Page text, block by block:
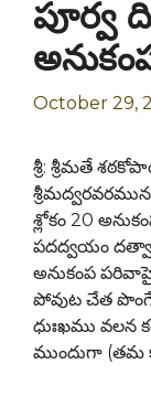
పూర్వ
October 29,
శ్రీ: శ్రీమతే
శ్లోకం 20
పదద్వయం దత్వా
అనుకంప
పోవుట చేత
ధుఃఖము వలన
ముందుగా (తమ